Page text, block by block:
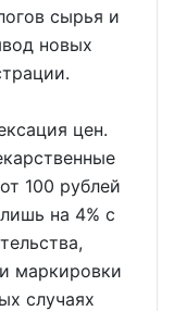
сырья и
новых
цен.
100 рублей
на 4% с
маркировки
случаях